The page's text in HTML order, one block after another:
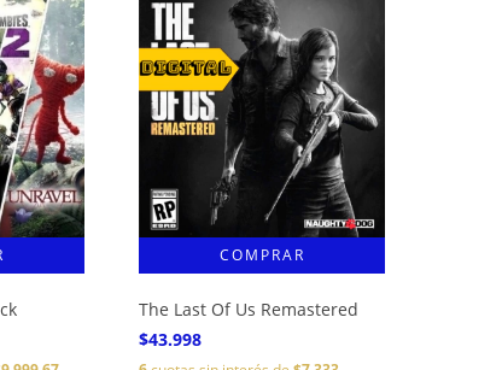
The Last Of Us Remastered
$43.998